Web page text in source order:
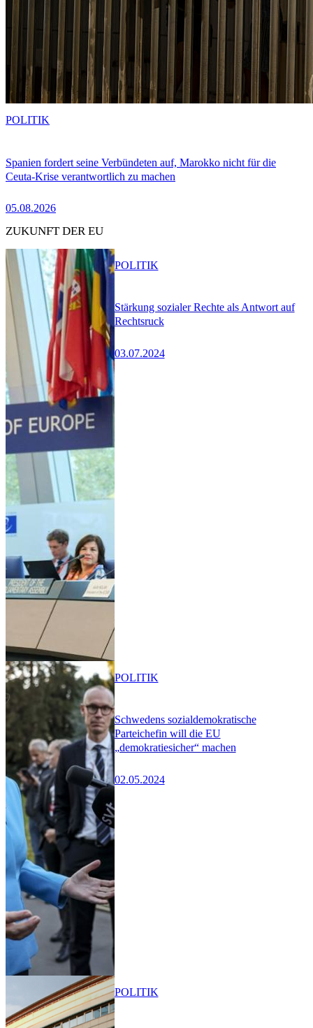
Spanien fordert seine Verbündeten auf, Marokko nicht für die
Ceuta-Krise verantwortlich zu machen
05.08.2026
POLITIK
ZUKUNFT DER EU
Stärkung sozialer Rechte als Antwort auf
Rechtsruck
03.07.2024
POLITIK
Schwedens sozialdemokratische
Parteichefin will die EU
„demokratiesicher“ machen
02.05.2024
POLITIK
POLITIK